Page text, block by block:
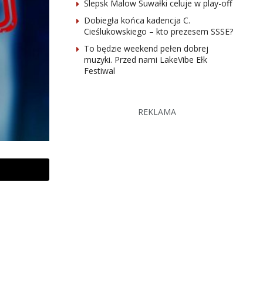
Ślepsk Malow Suwałki celuje w play-off
Dobiegła końca kadencja C.
Cieślukowskiego – kto prezesem SSSE?
To będzie weekend pełen dobrej
muzyki. Przed nami LakeVibe Ełk
Festiwal
REKLAMA